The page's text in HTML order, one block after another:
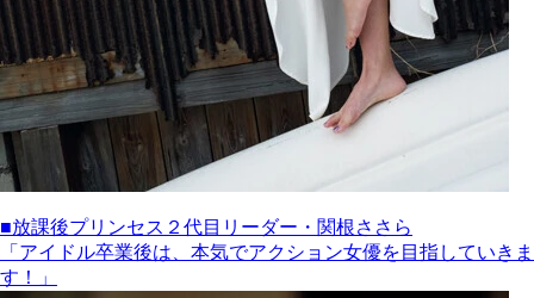
■放課後プリンセス２代目リーダー・関根ささら
「アイドル卒業後は、本気でアクション女優を目指していきま
す！」